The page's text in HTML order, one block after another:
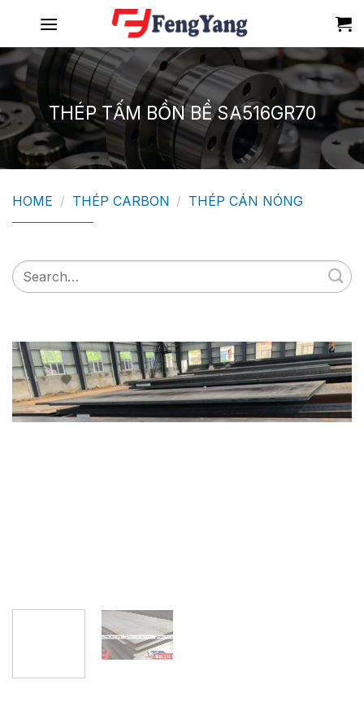
content
THÉP TẤM BỒN BỀ SA516GR70
HOME / THÉP CARBON / THÉP CÁN NÓNG
Search
for: